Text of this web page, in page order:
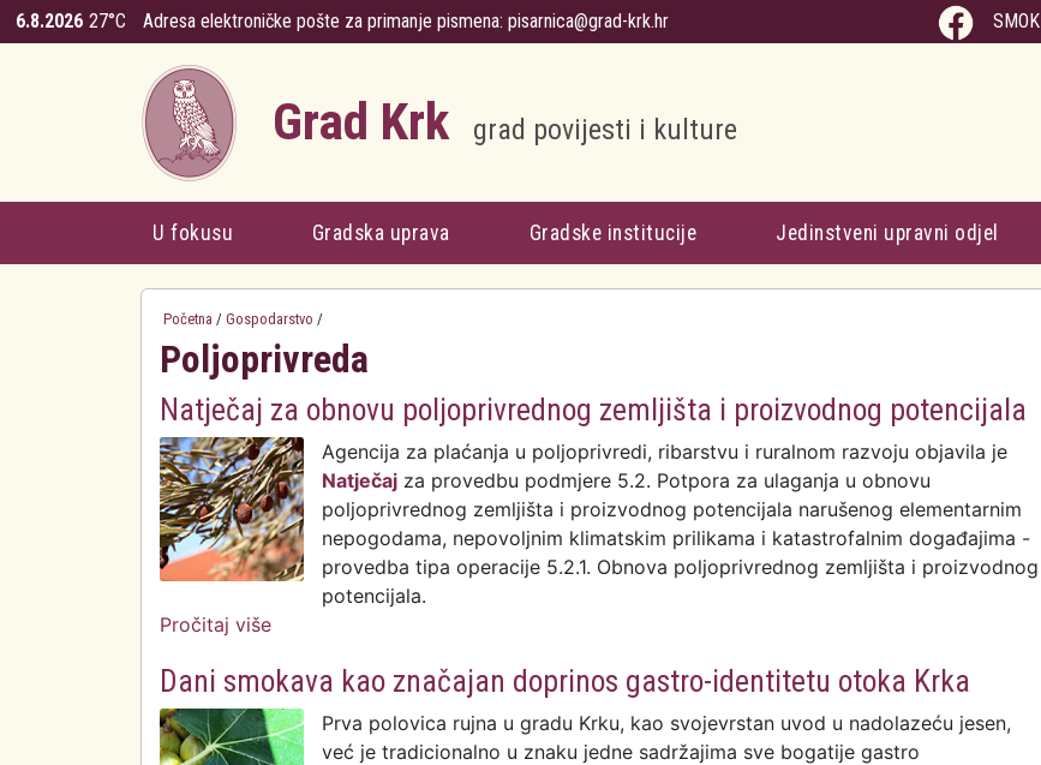
Skoči na glavni sadržaj
6.8.2026 27°C Adresa elektroničke pošte za primanje pismena: pisarnica@grad-krk.hr SMOK
Grad Krk grad povijesti i kulture
U fokusu Gradska uprava Gradske institucije Jedinstveni upravni odjel
Početna / Gospodarstvo /
Poljoprivreda
Natječaj za obnovu poljoprivrednog zemljišta i proizvodnog potencijala
Agencija za plaćanja u poljoprivredi, ribarstvu i ruralnom razvoju objavila je
Natječaj za provedbu podmjere 5.2. Potpora za ulaganja u obnovu
poljoprivrednog zemljišta i proizvodnog potencijala narušenog elementarnim
nepogodama, nepovoljnim klimatskim prilikama i katastrofalnim događajima -
provedba tipa operacije 5.2.1. Obnova poljoprivrednog zemljišta i proizvodnog
potencijala.
Pročitaj više
Dani smokava kao značajan doprinos gastro-identitetu otoka Krka
Prva polovica rujna u gradu Krku, kao svojevrstan uvod u nadolazeću jesen,
već je tradicionalno u znaku jedne sadržajima sve bogatije gastro